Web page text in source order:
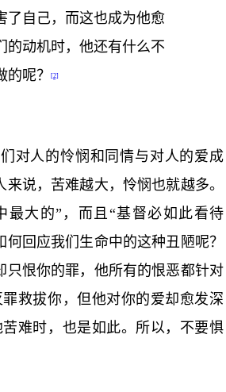
了自己，而这也成为他愈
的动机时，他还有什么不
的呢？
[2]
对人的怜悯和同情与对人的爱成
来说，苦难越大，怜悯也就越多。
最大的”，而且“基督必如此看待
何回应我们生命中的这种丑陋呢？
只恨你的罪，他所有的恨恶都针对
救拔你，但他对你的爱却愈发深
难时，也是如此。所以，不要惧